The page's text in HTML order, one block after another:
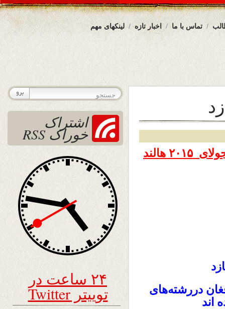
لینکهای مهم اخبار تازه تماس با ما
۲۰۱۵ هالند
دانشجوی افغان دررشته‌های
اند
اشتراک
خوراک RSS
۲۴ ساعت در
توییتر Twitter